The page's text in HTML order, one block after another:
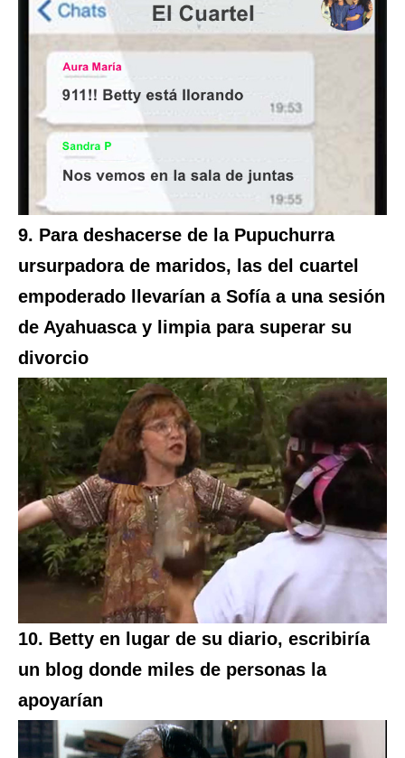
9. Para deshacerse de la Pupuchurra
ursurpadora de maridos, las del cuartel
empoderado llevarían a Sofía a una sesión
de Ayahuasca y limpia para superar su
divorcio
10. Betty en lugar de su diario, escribiría
un blog donde miles de personas la
apoyarían